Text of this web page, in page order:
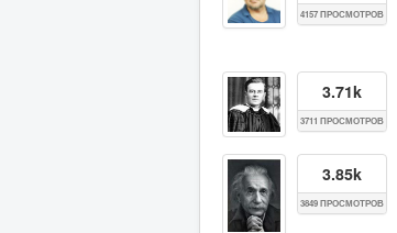
4157 ПРОСМОТРОВ
3.71k
3711 ПРОСМОТРОВ
3.85k
3849 ПРОСМОТРОВ